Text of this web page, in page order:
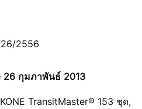
2556
26 กุมภาพันธ์ 2013
TransitMaster® 153 ชุด,